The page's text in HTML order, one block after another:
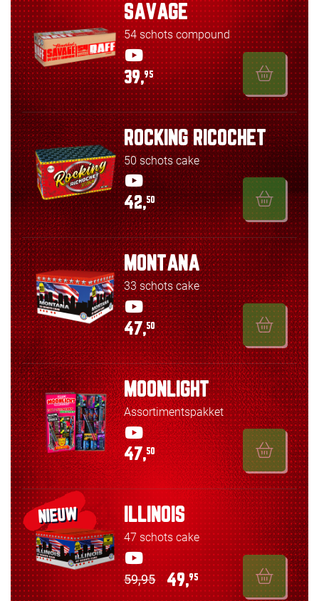
SAVAGE
54 schots compound
39,95
ROCKING RICOCHET
50 schots cake
42,50
MONTANA
33 schots cake
47,50
MOONLIGHT
Assortimentspakket
47,50
NIEUW ILLINOIS
47 schots cake
59,95 49,95